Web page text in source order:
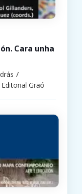
Cara unha
Editorial Graó